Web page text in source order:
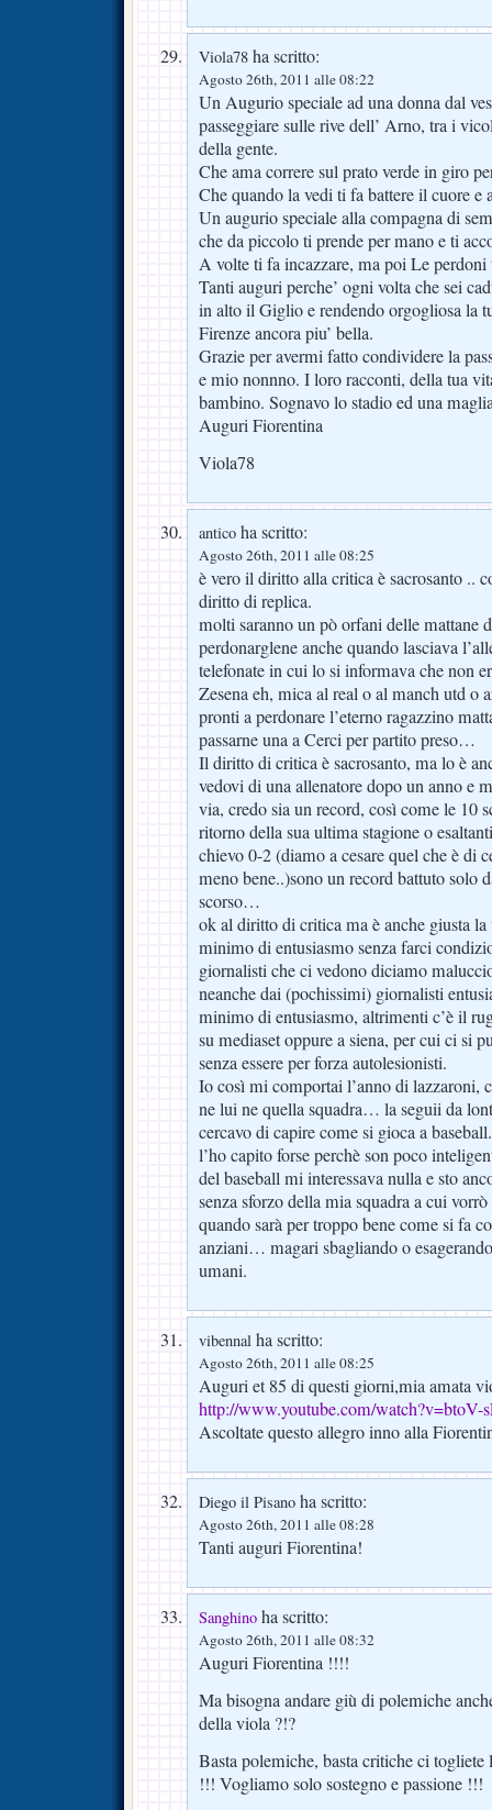
Viola78 ha scritto:
Agosto 26th, 2011 alle 08:22
Un Augurio speciale ad una donna dal
passeggiare sulle rive dell’ Arno, tra i
della gente.
Che ama correre sul prato verde in giro
Che quando la vedi ti fa battere il cuore e
Un augurio speciale alla compagna di
che da piccolo ti prende per mano e ti
A volte ti fa incazzare, ma poi Le perdoni
Tanti auguri perche’ ogni volta che sei
in alto il Giglio e rendendo orgogliosa la
Firenze ancora piu’ bella.
Grazie per avermi fatto condividere la
e mio nonnno. I loro racconti, della tua
bambino. Sognavo lo stadio ed una
Auguri Fiorentina
Viola78
antico ha scritto:
Agosto 26th, 2011 alle 08:25
è vero il diritto alla critica è sacrosanto ..
diritto di replica.
molti saranno un pò orfani delle mattane
perdonarglene anche quando lasciava
telefonate in cui lo si informava che non
Zesena eh, mica al real o al manch utd o
pronti a perdonare l’eterno ragazzino
passarne una a Cerci per partito preso…
Il diritto di critica è sacrosanto, ma lo è
vedovi di una allenatore dopo un anno e
via, credo sia un record, così come le 10
ritorno della sua ultima stagione o
chievo 0-2 (diamo a cesare quel che è di
meno bene..)sono un record battuto solo
scorso…
ok al diritto di critica ma è anche giusta
minimo di entusiasmo senza farci
giornalisti che ci vedono diciamo
neanche dai (pochissimi) giornalisti
minimo di entusiasmo, altrimenti c’è il
su mediaset oppure a siena, per cui ci si
senza essere per forza autolesionisti.
Io così mi comportai l’anno di lazzaroni,
ne lui ne quella squadra… la seguii da
cercavo di capire come si gioca a
l’ho capito forse perchè son poco
del baseball mi interessava nulla e sto
senza sforzo della mia squadra a cui
quando sarà per troppo bene come si fa
anziani… magari sbagliando o
umani.
vibennal ha scritto:
Agosto 26th, 2011 alle 08:25
Auguri et 85 di questi giorni,mia amata
http://www.youtube.com/watch?v=btoV-
Ascoltate questo allegro inno alla
Diego il Pisano ha scritto:
Agosto 26th, 2011 alle 08:28
Tanti auguri Fiorentina!
Sanghino ha scritto:
Agosto 26th, 2011 alle 08:32
Auguri Fiorentina !!!!
Ma bisogna andare giù di polemiche
della viola ?!?
Basta polemiche, basta critiche ci togliete
!!! Vogliamo solo sostegno e passione !!!